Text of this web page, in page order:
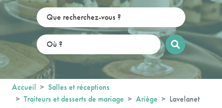
Accueil
Salles et réceptions
Traiteurs et desserts de mariage
Ariège Lavelanet